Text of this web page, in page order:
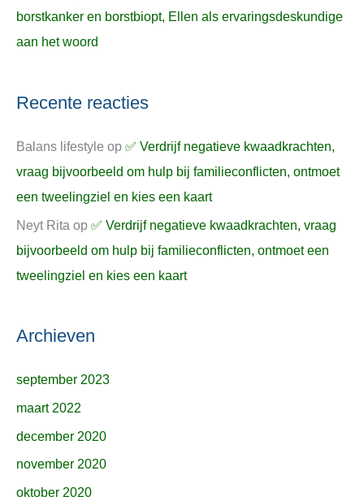
borstkanker en borstbiopt, Ellen als ervaringsdeskundige
aan het woord
Recente reacties
Balans lifestyle op ✅ Verdrijf negatieve kwaadkrachten,
vraag bijvoorbeeld om hulp bij familieconflicten, ontmoet
een tweelingziel en kies een kaart
Neyt Rita op ✅ Verdrijf negatieve kwaadkrachten, vraag
bijvoorbeeld om hulp bij familieconflicten, ontmoet een
tweelingziel en kies een kaart
Archieven
september 2023
maart 2022
december 2020
november 2020
oktober 2020